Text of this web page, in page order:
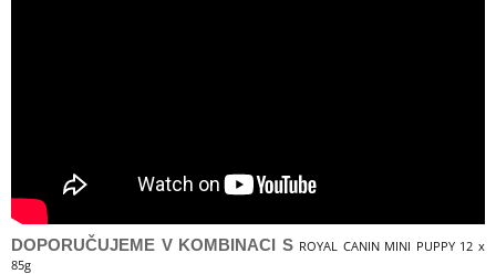
DOPORUČUJEME V KOMBINACI S ROYAL CANIN MINI PUPPY 12 x
85g